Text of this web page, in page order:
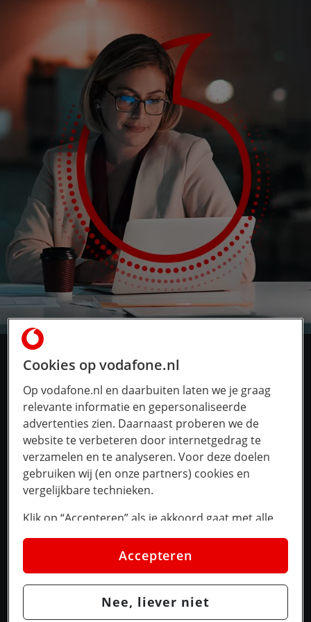
Klaar voor de toekomst
met Vodafone Business
Ontvang de nieuwste trends, kennis
en aanbiedingen direct in uw inbox.
Cookies op vodafone.nl
Op vodafone.nl en daarbuiten laten we je graag
relevante informatie en gepersonaliseerde
advertenties zien. Daarnaast proberen we de
website te verbeteren door internetgedrag te
verzamelen en te analyseren. Voor deze doelen
gebruiken wij (en onze partners) cookies en
vergelijkbare technieken.
Klik op “Accepteren” als je akkoord gaat met alle
cookies. Kies je voor “Nee, liever niet”, dan
plaatsen we alleen strikt noodzakelijke cookies om
de website goed te laten werken. Dat betekent dat
we geen vormen van personalisatie toepassen.
Via cookie instellingen kan je zelf bepalen welke
Accepteren
Nee, liever niet